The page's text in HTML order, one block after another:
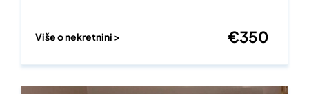
Više o nekretnini > €350